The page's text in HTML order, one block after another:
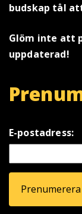
budskap tål
Glöm inte att
uppdaterad!
E-postadress: